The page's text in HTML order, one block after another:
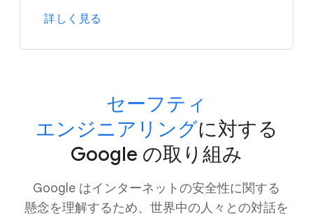
詳しく​見る
セーフティ
エンジニアリングに​対する
Google の​取り組み
Google は​インターネットの​安全性に​関する​
懸念を​理解する​ため、​世界中の​人々との​対話を​